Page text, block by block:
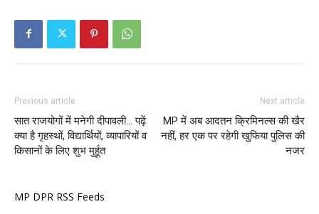
Previous article
सात राजयोगों में मनेगी दीपावली… पढ़ें
क्‍या है गृहस्थों, विद्यार्थियों, व्यापारियों व
किसानों के लिए शुभ मुर्हूत
Next article
MP में अब आदतन क्रिमिनल्स की खैर
नहीं, हर एक पर रहेगी खुफिया पुलिस की
नजर
MP DPR RSS Feeds